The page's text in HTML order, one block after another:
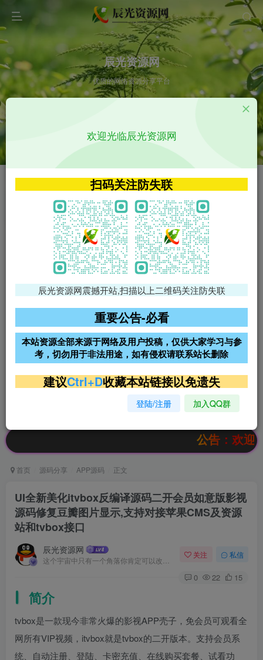
辰光资源网
优质的网络资源分享平台
VIP特权介绍 APP源码
VIP特权介绍
火
VIP特权介绍
影视源码
影视源码
免费领支付宝红包
腾讯轻量4核4G3M服务器38元/
阿里云2核2G200M服务器68元/
年
雨云高防免备案服务器
超低价文字广告位招租 超低价文字广告位招租
超低价文字广告位招租
公告：欢迎访问辰光
首页 源码分享 APP源码 正文
UI全新美化itvbox反编译源码二开会员如意版影视
源码修复豆瓣图片显示,支持对接苹果CMS及资源
站和tvbox接口
辰光资源网 关注 私信
0 22 15
简介
tvbox是一款现今非常火爆的影视APP壳子，免会员可观看全
网所有VIP视频，itvbox就是tvbox的二开版本。支持会员系
统、自动注册、登陆、卡密充值、在线购买套餐、试看功
欢迎光临辰光资源网
扫码关注防失联
辰光资源网震撼开站,扫描以上二维码关注防失联
重要公告-必看
本站资源全部来源于网络及用户投稿，仅供大家学习与参
考，切勿用于非法用途，如有侵权请联系站长删除
建议Ctrl+D收藏本站链接以免遗失
登陆/注册 加入QQ群